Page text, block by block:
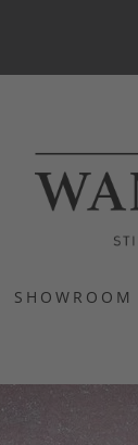
SHOWROOM